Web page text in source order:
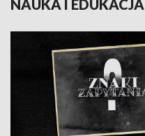
NAUKA I EDUKACJA